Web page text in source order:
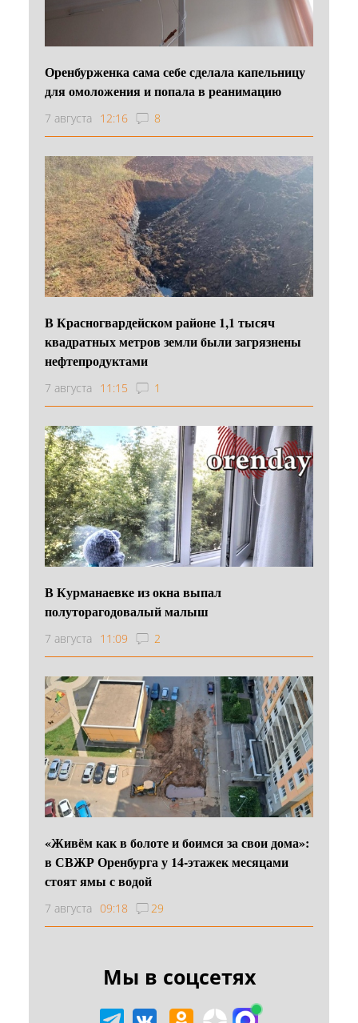
Оренбурженка сама себе сделала капельницу
для омоложения и попала в реанимацию
7 августа 12:16 8
В Красногвардейском районе 1,1 тысяч
квадратных метров земли были загрязнены
нефтепродуктами
7 августа 11:15 1
В Курманаевке из окна выпал
полуторагодовалый малыш
7 августа 11:09 2
«Живём как в болоте и боимся за свои дома»:
в СВЖР Оренбурга у 14-этажек месяцами
стоят ямы с водой
7 августа 09:18 29
Мы в соцсетях